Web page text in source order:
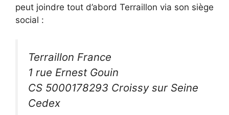
peut joindre tout d’abord Terraillon via son siège
social :
Terraillon France
1 rue Ernest Gouin
CS 5000178293 Croissy sur Seine
Cedex